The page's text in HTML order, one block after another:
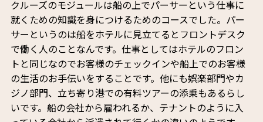
クルーズのモジュールは船の上でパーサーという仕事に
就くための知識を身につけるためのコースでした。パー
サーというのは船をホテルに見立てるとフロントデスク
で働く人のことなんです。仕事としてはホテルのフロン
トと同じなのでお客様のチェックインや船上でのお客様
の生活のお手伝いをすることです。他にも娯楽部門やカ
ジノ部門、立ち寄り港での有料ツアーの添乗もあるらし
いです。船の会社から雇われるか、テナントのように入